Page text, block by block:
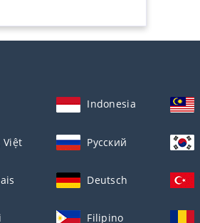
Indonesia
Việt Русский
Deutsch
Filipino